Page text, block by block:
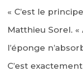
« C’est le
Matthieu Sorel.
l’éponge
C’est